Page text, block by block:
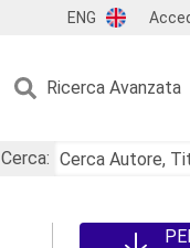
ENG
Ricerca Avanzata
Cerca: